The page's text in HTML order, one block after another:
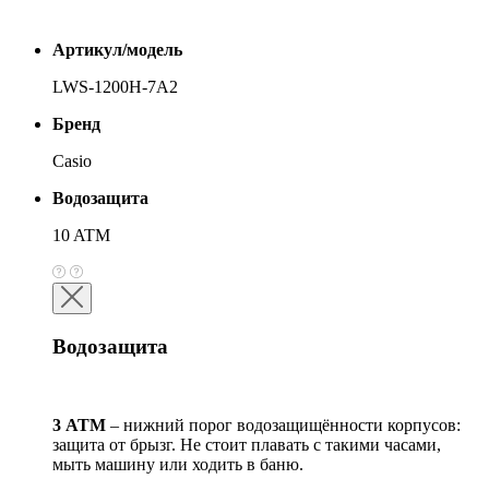
Артикул/модель
LWS-1200H-7A2
Бренд
Casio
Водозащита
10 ATM
Водозащита
3 АТМ – нижний порог водозащищённости корпусов:
защита от брызг. Не стоит плавать с такими часами,
мыть машину или ходить в баню.